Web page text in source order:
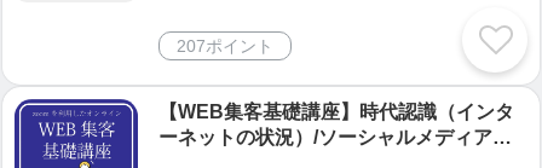
207ポイント
【WEB集客基礎講座】時代認識（インタ
ーネットの状況）/ソーシャルメディア